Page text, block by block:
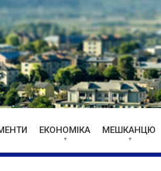
ЕКОНОМІКА МЕШКАНЦЮ